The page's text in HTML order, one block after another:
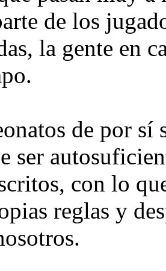
de los
la gente en
de por
ser
con lo
reglas y